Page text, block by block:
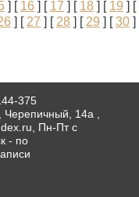
] [ 16 ] [ 17 ] [ 18 ] [ 19 ] [
] [ 27 ] [ 28 ] [ 29 ] [30 ]
375
Черепичный, 14а ,
Пн-Пт с
- по